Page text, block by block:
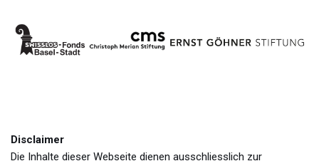
Disclaimer
Die Inhalte dieser Webseite dienen ausschliesslich zur